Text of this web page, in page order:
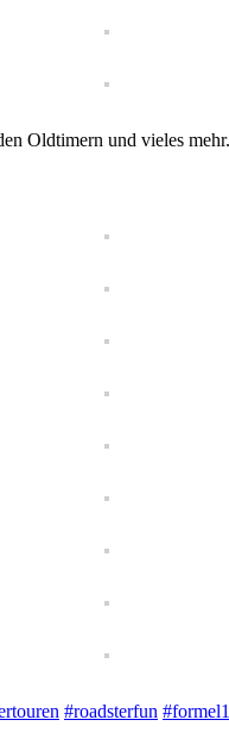
Oldtimern und vieles
#roadsterfun #formel1